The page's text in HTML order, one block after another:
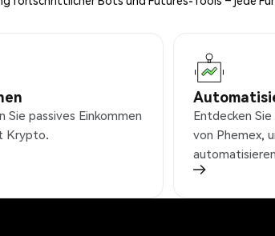
Sie passives Einkommen
Krypto.
Entdecken
von Phemex,